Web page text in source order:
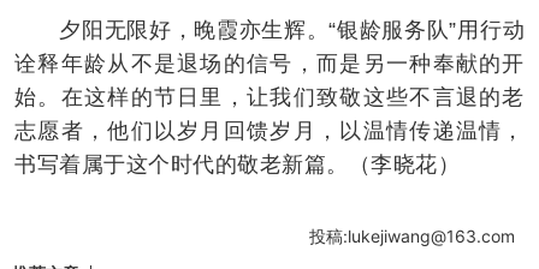
夕阳无限好，晚霞亦生辉。“银龄服务队”用行动
诠释年龄从不是退场的信号，而是另一种奉献的开
始。在这样的节日里，让我们致敬这些不言退的老
志愿者，他们以岁月回馈岁月，以温情传递温情，
书写着属于这个时代的敬老新篇。（李晓花）
投稿:lukejiwang@163.com